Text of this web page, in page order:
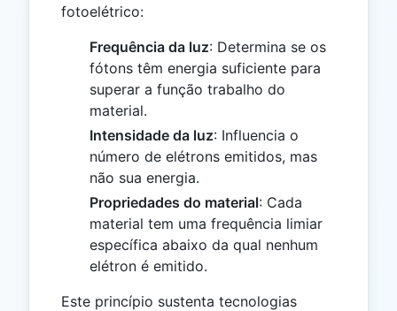
fotoelétrico:
Frequência da luz: Determina se os
fótons têm energia suficiente para
superar a função trabalho do
material.
Intensidade da luz: Influencia o
número de elétrons emitidos, mas
não sua energia.
Propriedades do material: Cada
material tem uma frequência limiar
específica abaixo da qual nenhum
elétron é emitido.
Este princípio sustenta tecnologias